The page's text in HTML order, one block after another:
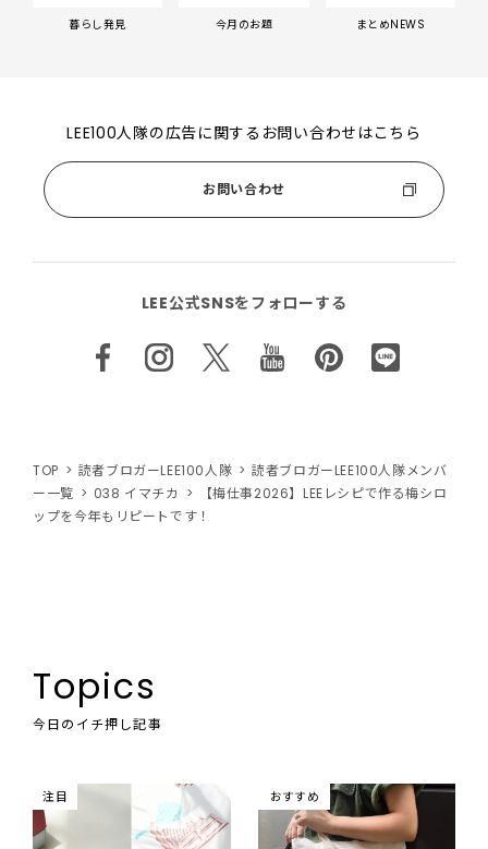
暮らし発見 今月のお題 まとめNEWS
LEE100人隊の広告に関するお問い合わせはこちら
お問い合わせ
LEE公式SNSをフォローする
TOP 読者ブロガーLEE100人隊
読者ブロガーLEE100人隊メンバ
ー一覧
038 イマチカ
【梅仕事2026】LEEレシピで作る梅シロ
ップを今年もリピートです！
Topics
今日のイチ押し記事
注目 おすすめ